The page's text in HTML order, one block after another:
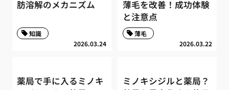
肪溶解のメカニズム
2026.03.24
知識
薄毛を改善！成功体験
と注意点
2026.03.22
薄毛
薬局で手に入るミノキ
ミノキシジルと薬局？